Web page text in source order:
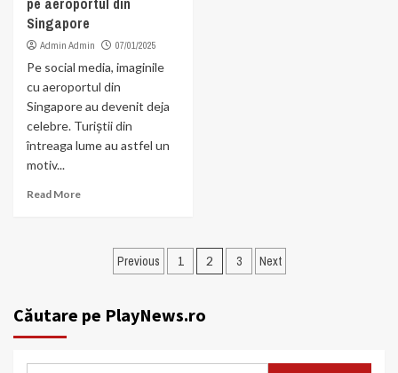
Singapore
Admin Admin 07/01/2025
Pe social media, imaginile
cu aeroportul din
Singapore au devenit deja
celebre. Turiștii din
întreaga lume au astfel un
motiv...
Read More
Paginație
Previous 1 2 3 Next
Căutare pe PlayNews.ro